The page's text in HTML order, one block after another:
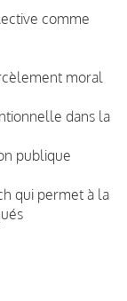
comme
moral
dans la
publique
qui permet à la